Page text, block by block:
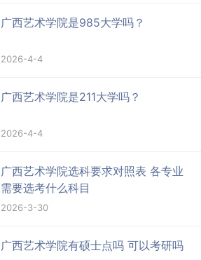
广西艺术学院是985大学吗？
2026-4-4
广西艺术学院是211大学吗？
2026-4-4
广西艺术学院选科要求对照表 各专业
需要选考什么科目
2026-3-30
广西艺术学院有硕士点吗 可以考研吗